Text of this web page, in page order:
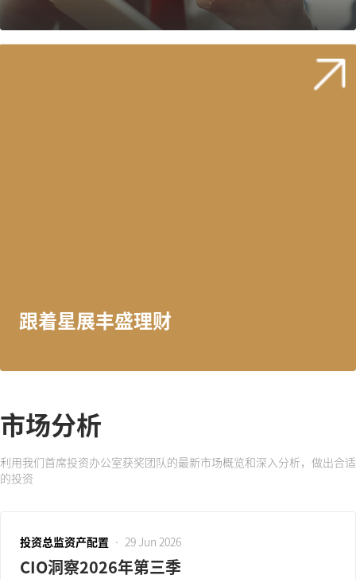
跟着星展丰盛理财
市场分析
利用我们首席投资办公室获奖团队的最新市场概览和深入分析，做出合适
的投资
投资总监资产配置 • 29 Jun 2026
CIO洞察2026年第三季